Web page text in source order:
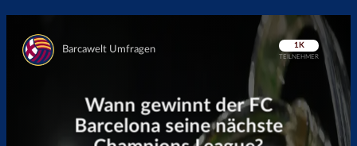
Überspringen